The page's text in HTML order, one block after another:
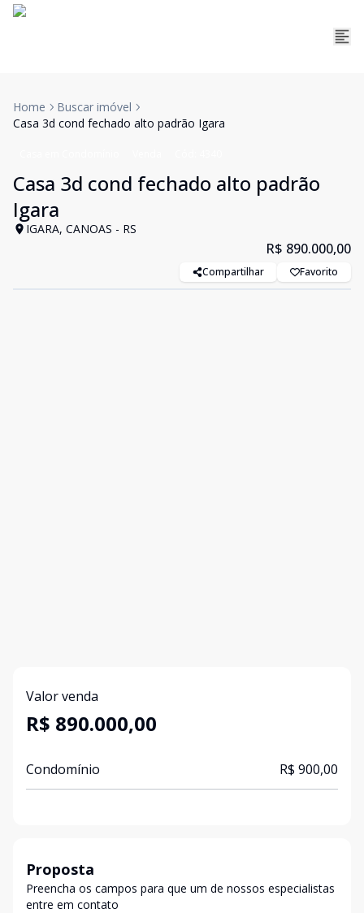
Home
Buscar imóvel
Casa 3d cond fechado alto padrão Igara
Casa 3d cond fechado alto padrão
Igara
IGARA, CANOAS - RS
R$ 890.000,00
Compartilhar Favorito
Valor venda
R$ 890.000,00
Condomínio R$ 900,00
Proposta
Preencha os campos para que um de nossos especialistas
entre em contato